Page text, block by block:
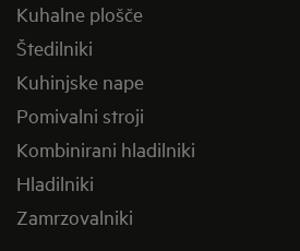
Kuhalne plošče
Štedilniki
Kuhinjske nape
Pomivalni stroji
Kombinirani hladilniki
Hladilniki
Zamrzovalniki